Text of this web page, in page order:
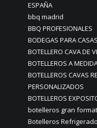
ESPAÑA
bbq madrid
BBQ PROFESIONALES
BODEGAS PARA
BOTELLERO CAVA DE
BOTELLEROS A
BOTELLEROS CAVAS
PERSONALIZADOS
BOTELLEROS
botelleros gran
Botelleros